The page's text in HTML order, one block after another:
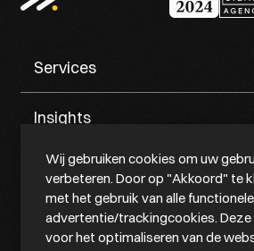
Wij gebruiken cookies om uw
verbeteren. Door op "Akkoord" te
met het gebruik van alle
advertentie/trackingcookies.
voor het optimaliseren van de
Services
Strategie & Consultancy
Creation
Marketing
IT- infrastructuur & hosting
Maintain & grow
Platforms & partners
Insights
Van self-service portals naar AI
portaal
Je klanten zoeken anders. Vindt AI
Waarom digitale groei vaak stokt na
Hoe maak je een AI-agent? Van
Quick links
Werk
Over ons